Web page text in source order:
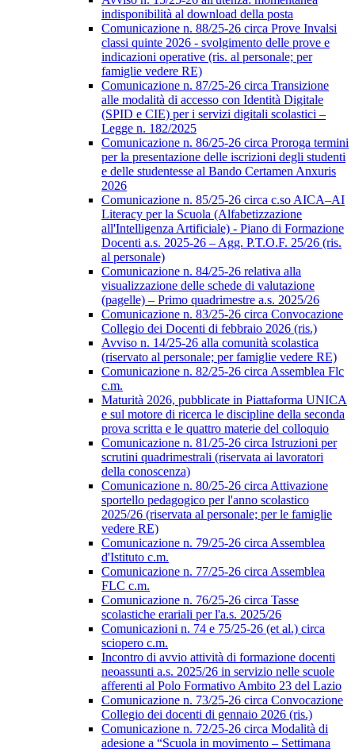
indisponibilità al download della posta
Comunicazione n. 88/25-26 circa Prove Invalsi
classi quinte 2026 - svolgimento delle prove e
indicazioni operative (ris. al personale; per
famiglie vedere RE)
Comunicazione n. 87/25-26 circa Transizione
alle modalità di accesso con Identità Digitale
(SPID e CIE) per i servizi digitali scolastici –
Legge n. 182/2025
Comunicazione n. 86/25-26 circa Proroga termini
per la presentazione delle iscrizioni degli studenti
e delle studentesse al Bando Certamen Anxuris
2026
Comunicazione n. 85/25-26 circa c.so AICA–AI
Literacy per la Scuola (Alfabetizzazione
all'Intelligenza Artificiale) - Piano di Formazione
Docenti a.s. 2025-26 – Agg. P.T.O.F. 25/26 (ris.
al personale)
Comunicazione n. 84/25-26 relativa alla
visualizzazione delle schede di valutazione
(pagelle) – Primo quadrimestre a.s. 2025/26
Comunicazione n. 83/25-26 circa Convocazione
Collegio dei Docenti di febbraio 2026 (ris.)
Avviso n. 14/25-26 alla comunità scolastica
(riservato al personale; per famiglie vedere RE)
Comunicazione n. 82/25-26 circa Assemblea Flc
c.m.
Maturità 2026, pubblicate in Piattaforma UNICA
e sul motore di ricerca le discipline della seconda
prova scritta e le quattro materie del colloquio
Comunicazione n. 81/25-26 circa Istruzioni per
scrutini quadrimestrali (riservata ai lavoratori
della conoscenza)
Comunicazione n. 80/25-26 circa Attivazione
sportello pedagogico per l'anno scolastico
2025/26 (riservata al personale; per le famiglie
vedere RE)
Comunicazione n. 79/25-26 circa Assemblea
d'Istituto c.m.
Comunicazione n. 77/25-26 circa Assemblea
FLC c.m.
Comunicazione n. 76/25-26 circa Tasse
scolastiche erariali per l'a.s. 2025/26
Comunicazioni n. 74 e 75/25-26 (et al.) circa
sciopero c.m.
Incontro di avvio attività di formazione docenti
neoassunti a.s. 2025/26 in servizio nelle scuole
afferenti al Polo Formativo Ambito 23 del Lazio
Comunicazione n. 73/25-26 circa Convocazione
Collegio dei docenti di gennaio 2026 (ris.)
Comunicazione n. 72/25-26 circa Modalità di
adesione a “Scuola in movimento – Settimana